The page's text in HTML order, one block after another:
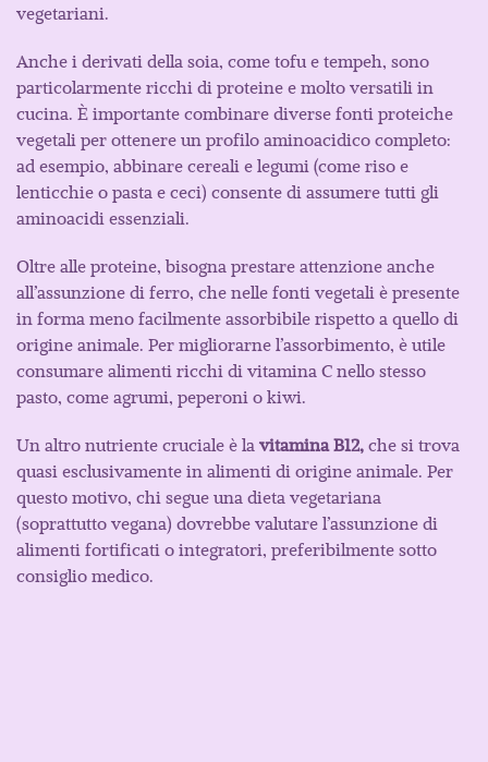
vegetariani.
Anche i derivati della soia, come tofu e tempeh, sono
particolarmente ricchi di proteine e molto versatili in
cucina. È importante combinare diverse fonti proteiche
vegetali per ottenere un profilo aminoacidico completo:
ad esempio, abbinare cereali e legumi (come riso e
lenticchie o pasta e ceci) consente di assumere tutti gli
aminoacidi essenziali.
Oltre alle proteine, bisogna prestare attenzione anche
all’assunzione di ferro, che nelle fonti vegetali è presente
in forma meno facilmente assorbibile rispetto a quello di
origine animale. Per migliorarne l’assorbimento, è utile
consumare alimenti ricchi di vitamina C nello stesso
pasto, come agrumi, peperoni o kiwi.
Un altro nutriente cruciale è la vitamina B12, che si trova
quasi esclusivamente in alimenti di origine animale. Per
questo motivo, chi segue una dieta vegetariana
(soprattutto vegana) dovrebbe valutare l’assunzione di
alimenti fortificati o integratori, preferibilmente sotto
consiglio medico.